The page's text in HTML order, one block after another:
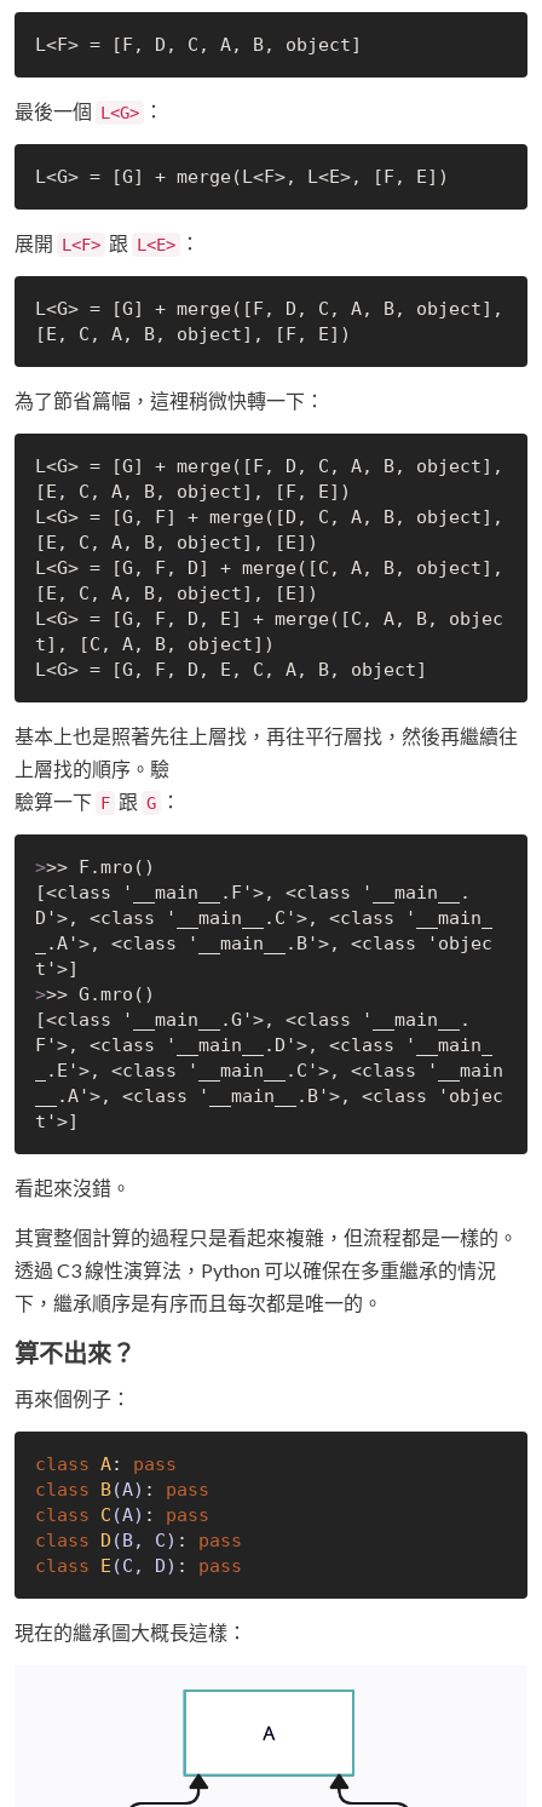
最後一個 L<G> ：
展開 L<F> 跟 L<E> ：
L<G> = [G] + merge([F, D, C, A, B, object],
為了節省篇幅，這裡稍微快轉一下：
L<G> = [G] + merge([F, D, C, A, B, object],
[E, C, A, B, object], [F, E])
L<G> = [G, F] + merge([D, C, A, B, object],
[E, C, A, B, object], [E])
L<G> = [G, F, D] + merge([C, A, B, object],
[E, C, A, B, object], [E])
L<G> = [G, F, D, E] + merge([C, A, B, objec
t], [C, A, B, object])
基本上也是照著先往上層找，再往平行層找，然後再繼續往
上層找的順序。驗
驗算一下 F 跟 G ：
>>> F.mro()
[<class '__main__.F'>, <class '__main__.
D'>, <class '__main__.C'>, <class '__main_
_.A'>, <class '__main__.B'>, <class 'objec
>>> G.mro()
[<class '__main__.G'>, <class '__main__.
F'>, <class '__main__.D'>, <class '__main_
_.E'>, <class '__main__.C'>, <class '__main
__.A'>, <class '__main__.B'>, <class 'objec
看起來沒錯。
其實整個計算的過程只是看起來複雜，但流程都是一樣的。
透過 C3 線性演算法，Python 可以確保在多重繼承的情況
下，繼承順序是有序而且每次都是唯一的。
算不出來？
再來個例子：
class A:
pass
class
B(A) :
pass
class
C (A) :
pass
class
D (B, C) :
pass
class
E (C, D) : pass
現在的繼承圖大概長這樣：